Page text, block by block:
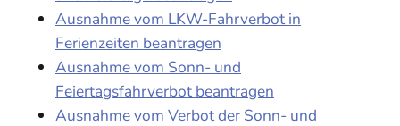
Ausnahme vom LKW-Fahrverbot in
Ferienzeiten beantragen
Ausnahme vom Sonn- und
Feiertagsfahrverbot beantragen
Ausnahme vom Verbot der Sonn- und